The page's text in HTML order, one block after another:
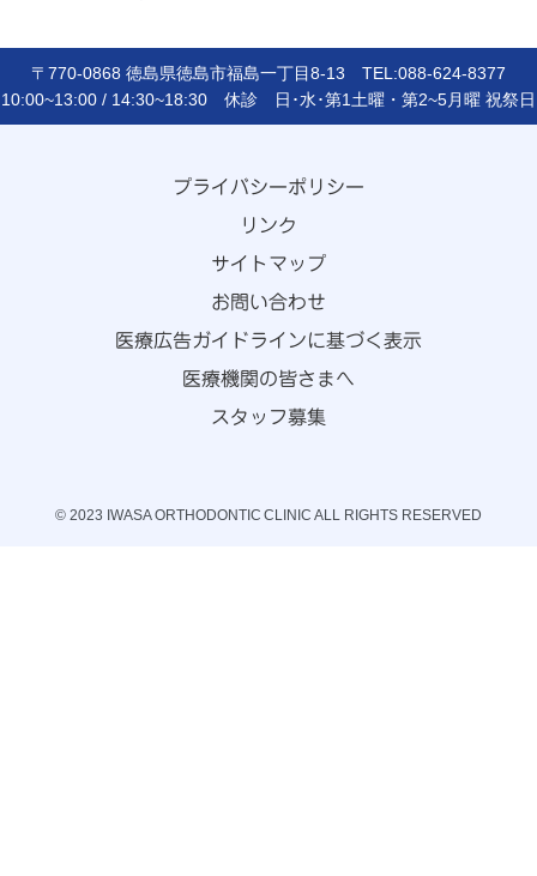
〒770-0868 徳島県徳島市福島一丁目8-13 TEL:088-624-8377
10:00~13:00 / 14:30~18:30 休診 日･水･第1土曜・第2~5月曜 祝祭日
プライバシーポリシー
リンク
サイトマップ
お問い合わせ
医療広告ガイドラインに基づく表示
医療機関の皆さまへ
スタッフ募集
© 2023 IWASA ORTHODONTIC CLINIC ALL RIGHTS RESERVED